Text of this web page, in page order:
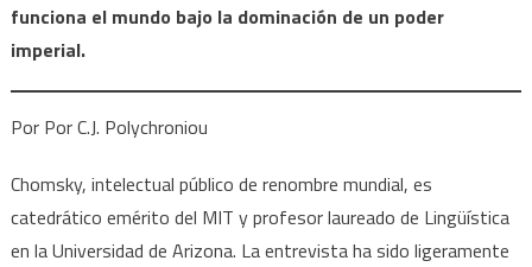
funciona el mundo bajo la dominación de un poder
imperial.
Por Por C.J. Polychroniou
Chomsky, intelectual público de renombre mundial, es
catedrático emérito del MIT y profesor laureado de Lingüística
en la Universidad de Arizona. La entrevista ha sido ligeramente